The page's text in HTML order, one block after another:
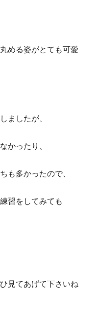
める姿がとても可愛
ましたが、
かったり、
も多かったので、
習をしてみても
見てあげて下さいね